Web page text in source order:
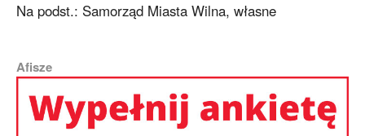
Na podst.: Samorząd Miasta Wilna, własne
Afisze